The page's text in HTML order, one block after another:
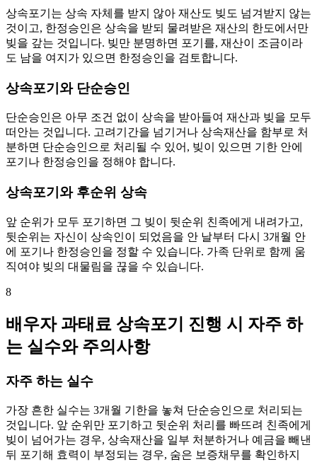
상속포기는 상속 자체를 받지 않아 재산도 빚도 넘겨받지 않는
것이고, 한정승인은 상속을 받되 물려받은 재산의 한도에서만
빚을 갚는 것입니다. 빚만 분명하면 포기를, 재산이 조금이라
도 남을 여지가 있으면 한정승인을 검토합니다.
상속포기와 단순승인
단순승인은 아무 조건 없이 상속을 받아들여 재산과 빚을 모두
떠안는 것입니다. 고려기간을 넘기거나 상속재산을 함부로 처
분하면 단순승인으로 처리될 수 있어, 빚이 있으면 기한 안에
포기나 한정승인을 정해야 합니다.
상속포기와 후순위 상속
앞 순위가 모두 포기하면 그 빚이 뒷순위 친족에게 내려가고,
뒷순위는 자신이 상속인이 되었음을 안 날부터 다시 3개월 안
에 포기나 한정승인을 정할 수 있습니다. 가족 단위로 함께 움
직여야 빚의 대물림을 끊을 수 있습니다.
8
배우자 과태료 상속포기 진행 시 자주 하
는 실수와 주의사항
자주 하는 실수
가장 흔한 실수는 3개월 기한을 놓쳐 단순승인으로 처리되는
것입니다. 앞 순위만 포기하고 뒷순위 처리를 빠뜨려 친족에게
빚이 넘어가는 경우, 상속재산을 일부 처분하거나 예금을 빼낸
뒤 포기해 효력이 부정되는 경우, 숨은 보증채무를 확인하지